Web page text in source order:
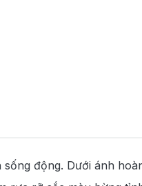
động. Dưới ánh